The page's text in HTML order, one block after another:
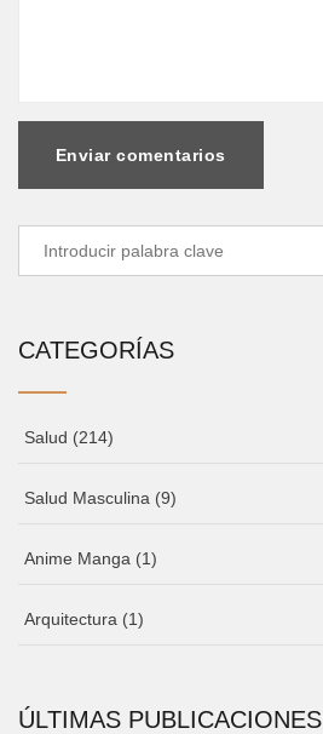
Enviar comentarios
CATEGORÍAS
Salud (214)
Salud Masculina (9)
Anime Manga (1)
Arquitectura (1)
ÚLTIMAS PUBLICACIONES